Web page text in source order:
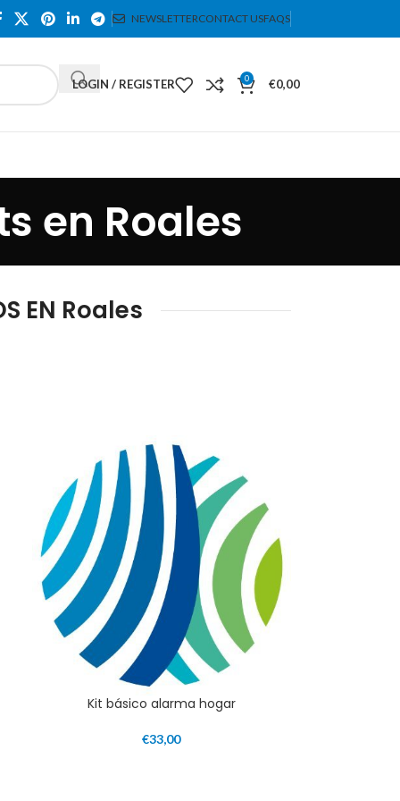
NEWSLETTERCONTACT USFAQS
LOGIN / REGISTER 0 €0,00
en Roales
EN Roales
Kit básico alarma hogar
€33,00